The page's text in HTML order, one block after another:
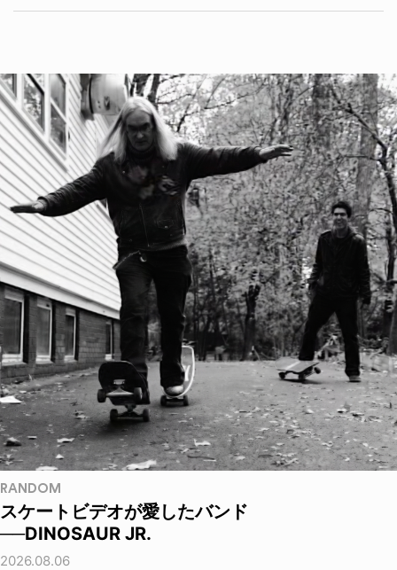
RANDOM
スケートビデオが愛したバンド
──DINOSAUR JR.
2026.08.06